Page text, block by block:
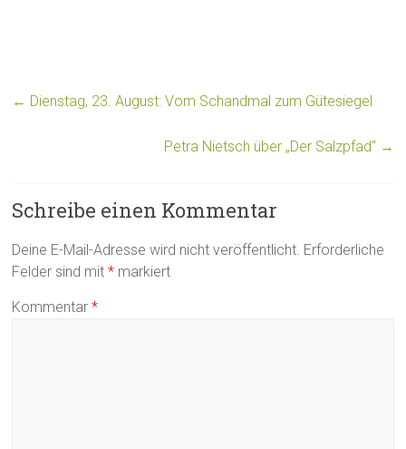
← Dienstag, 23. August: Vom Schandmal zum Gütesiegel
Petra Nietsch über „Der Salzpfad“ →
Schreibe einen Kommentar
Deine E-Mail-Adresse wird nicht veröffentlicht. Erforderliche
Felder sind mit* markiert
Kommentar*